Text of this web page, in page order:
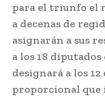
para el triunfo el
a decenas de
asignarán a sus
a los 18
designará a los
proporcional que